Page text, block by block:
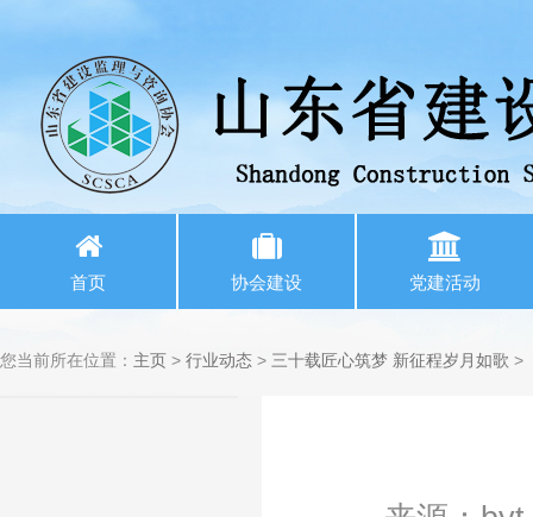
首页 协会建设 党建活动
您当前所在位置： 主页 > 行业动态 > 三十载匠心筑梦 新征程岁月如歌 >